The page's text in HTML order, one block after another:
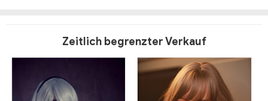
Zeitlich begrenzter Verkauf